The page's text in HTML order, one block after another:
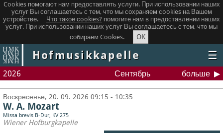
Cookies помогают нам предоставлять услуги. При использовании наших
услуг Вы соглашаетесь с тем, что мы сохраняем сookies на Вашем
устройстве.
Что такое сookies? помогите нам в предоставлении наших
услуг. При использовании наших услуг Вы соглашаетесь с тем, что мы
собираем Cookies.
OK
Hofmusikkapelle ☰
2026 Сентябрь больше
Воскресенье, 20. 09. 2026 09:15 - 10:35
W. A. Mozart
Missa brevis B-Dur, KV 275
Wiener Hofburgkapelle